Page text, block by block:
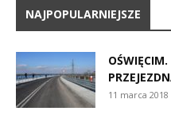
NAJPOPULARNIEJSZE
11 marca 2018